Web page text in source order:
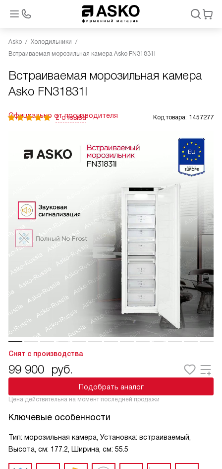
Asko
Холодильники
Встраиваемая морозильная камера Asko FN31831I
Встраиваемая морозильная камера
Asko FN31831I
Официально от производителя
2 отзыва Код товара: 1457277
Снят с производства
99 900 руб.
Подобрать аналог
Цена действительна на момент последней продажи
Ключевые особенности
Тип: морозильная камера, Установка: встраиваемый,
Высота, см: 177.2, Ширина, см: 55.5